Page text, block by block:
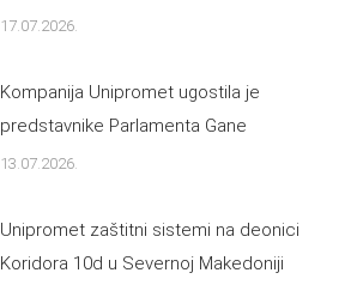
17.07.2026.
Kompanija Unipromet ugostila je
predstavnike Parlamenta Gane
13.07.2026.
Unipromet zaštitni sistemi na deonici
Koridora 10d u Severnoj Makedoniji